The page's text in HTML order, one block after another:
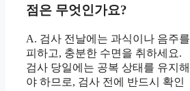
점은 무엇인가요?
A. 검사 전날에는 과식이나 음주를
피하고, 충분한 수면을 취하세요.
검사 당일에는 공복 상태를 유지해
야 하므로, 검사 전에 반드시 확인